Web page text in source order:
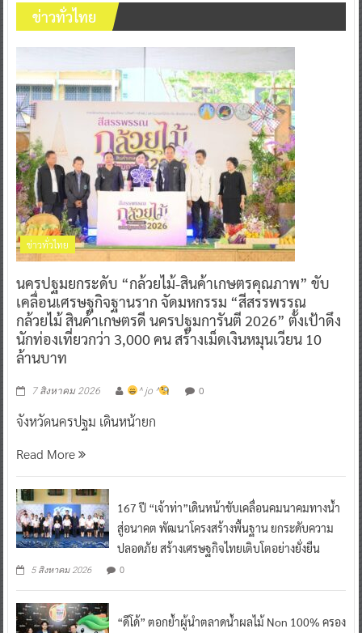
ข่าวทั่วไทย
ข่าวทั่วไทย
นครปฐมยกระดับ “กล้วยไม้-สินค้าเกษตรคุณภาพ” ขับ
เคลื่อนเศรษฐกิจฐานราก จัดมหกรรม “สีสรรพรรณ
กล้วยไม้ สินค้าเกษตรดี นครปฐมการันตี 2026” ตั้งเป้าดึง
นักท่องเที่ยวกว่า 3,000 คน สร้างเม็ดเงินหมุนเวียน 10
ล้านบาท
7 สิงหาคม 2026 ^ jo ^ 0
จังหวัดนครปฐม เดินหน้ายก
Read More
167 ปี “เจ้าท่า”เดินหน้าขับเคลื่อนคมนาคมทางน้ำ
สู่อนาคต พัฒนาโครงสร้างพื้นฐาน ยกระดับความ
ปลอดภัย สร้างเศรษฐกิจไทยเติบโตอย่างยั่งยืน
5 สิงหาคม 2026 0
“ดีโด้” ตอกย้ำผู้นำตลาดน้ำผลไม้ Non 100% ครอง